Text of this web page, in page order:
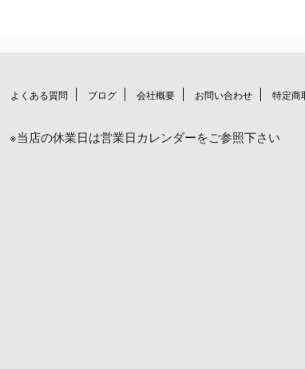
よくある質問 ブログ 会社概要 お問い合わせ 特定商
※当店の休業日は営業日カレンダーをご参照下さい